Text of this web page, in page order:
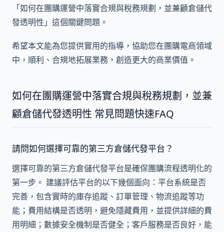
「如何在團購運營中落實合規與稅務規劃，並兼顧倉儲代
發透明性」這個關鍵問題。
希望本文能為您提供實用的指導，協助您在團購電商領域
中，順利、合規地拓展業務，創造更大的商業價值。
如何在團購運營中落實合規與稅務規劃，並兼
顧倉儲代發透明性 常見問題快速FAQ
請問如何選擇可靠的第三方倉儲代發平台？
選擇可靠的第三方倉儲代發平台是確保團購流程透明化的
第一步。 建議評估平台的以下幾個面向：平台系統是否
完善，包含實時的庫存追蹤、訂單管理、物流追蹤等功
能；費用結構是否透明，避免隱藏費用，並提供詳細的費
用明細；數據安全機制是否健全；客戶服務是否良好，能